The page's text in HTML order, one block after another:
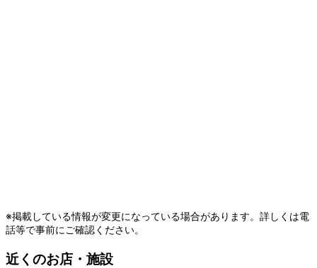
※掲載している情報が変更になっている場合があります。詳しくは電
話等で事前にご確認ください。
近くのお店・施設